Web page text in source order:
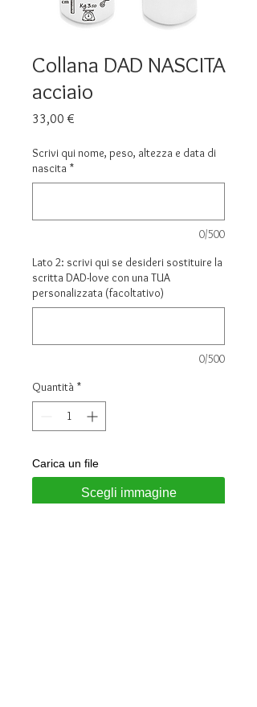
Collana DAD NASCITA
acciaio
33,00 €
Scrivi qui nome, peso, altezza e data di
nascita *
0/500
Lato 2: scrivi qui se desideri sostituire la
scritta DAD-love con una TUA
personalizzata (facoltativo)
0/500
Quantità *
Carica un file
Scegli immagine